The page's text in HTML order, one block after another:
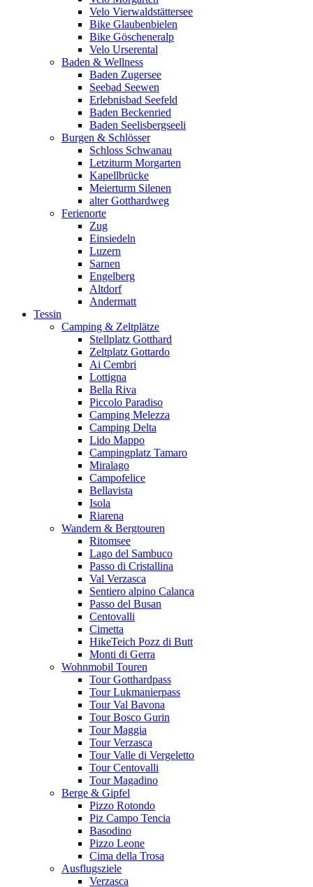
Velo Vierwaldstättersee
Bike Glaubenbielen
Bike Göscheneralp
Velo Urserental
Baden & Wellness
Baden Zugersee
Seebad Seewen
Erlebnisbad Seefeld
Baden Beckenried
Baden Seelisbergseeli
Burgen & Schlösser
Schloss Schwanau
Letziturm Morgarten
Kapellbrücke
Meierturm Silenen
alter Gotthardweg
Ferienorte
Zug
Einsiedeln
Luzern
Sarnen
Engelberg
Altdorf
Andermatt
Tessin
Camping & Zeltplätze
Stellplatz Gotthard
Zeltplatz Gottardo
Ai Cembri
Lottigna
Bella Riva
Piccolo Paradiso
Camping Melezza
Camping Delta
Lido Mappo
Campingplatz Tamaro
Miralago
Campofelice
Bellavista
Isola
Riarena
Wandern & Bergtouren
Ritomsee
Lago del Sambuco
Passo di Cristallina
Val Verzasca
Sentiero alpino Calanca
Passo del Busan
Centovalli
Cimetta
HikeTeich Pozz di Butt
Monti di Gerra
Wohnmobil Touren
Tour Gotthardpass
Tour Lukmanierpass
Tour Val Bavona
Tour Bosco Gurin
Tour Maggia
Tour Verzasca
Tour Valle di Vergeletto
Tour Centovalli
Tour Magadino
Berge & Gipfel
Pizzo Rotondo
Piz Campo Tencia
Basodino
Pizzo Leone
Cima della Trosa
Ausflugsziele
Verzasca